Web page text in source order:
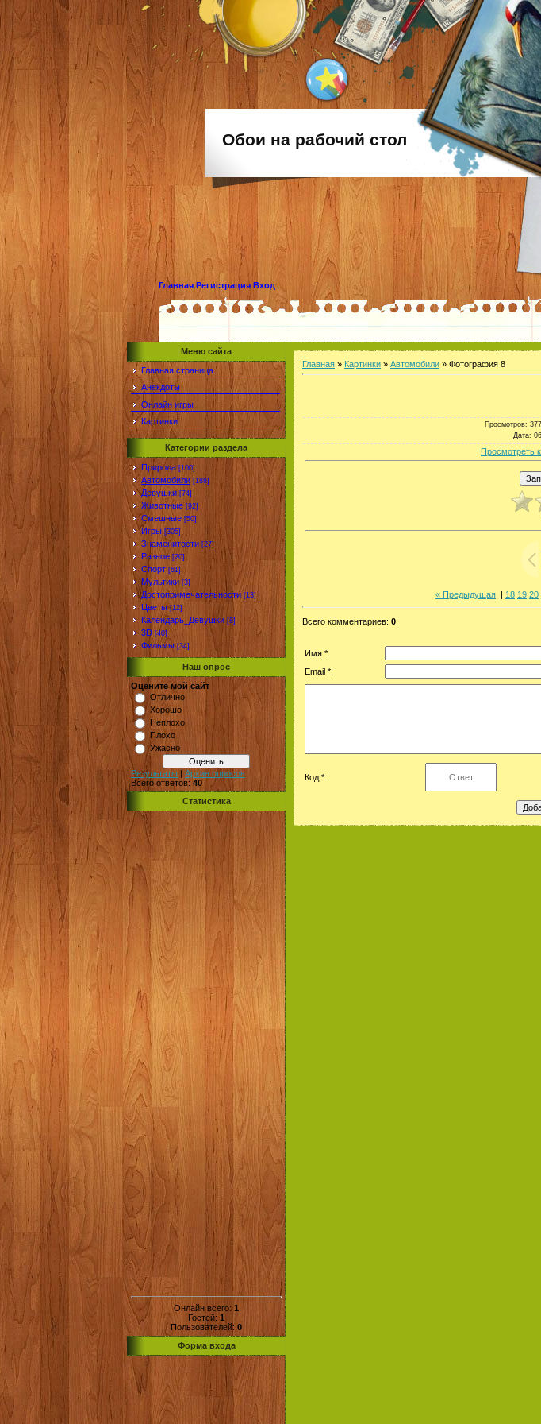
Обои на рабочий стол
Главная Регистрация Вход
Меню сайта
Главная страница
Анекдоты
Онлайн игры
Картинки
Категории раздела
Природа [100]
Автомобили [188]
Девушки [74]
Животные [92]
Смешные [50]
Игры [305]
Знаменитости [27]
Разное [20]
Спорт [61]
Мультики [3]
Достопримечательности [13]
Цветы [12]
Календарь_Девушки [8]
3D [40]
Фильмы [34]
Наш опрос
Оцените мой сайт
Отлично
Хорошо
Неплохо
Плохо
Ужасно
Результаты | Архив опросов
Всего ответов: 40
Статистика
Онлайн всего: 1
Гостей: 1
Пользователей: 0
Форма входа
Главная » Картинки » Автомобили » Фотография 8
Просмотров:
Дата:
Просмотреть
« Предыдущая | 18 19 20
Всего комментариев: 0
Имя *:
Email *:
Код *: